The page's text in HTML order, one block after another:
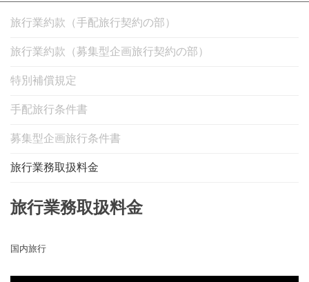
旅行業約款（手配旅行契約の部）
旅行業約款（募集型企画旅行契約の部）
特別補償規定
手配旅行条件書
募集型企画旅行条件書
旅行業務取扱料金
旅行業務取扱料金
国内旅行